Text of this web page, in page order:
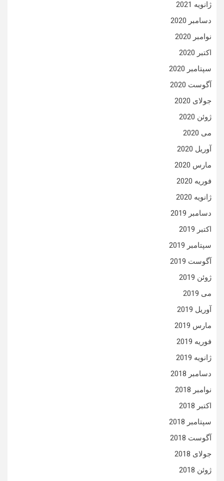
ژانویه 2021
دسامبر 2020
نوامبر 2020
اکتبر 2020
سپتامبر 2020
آگوست 2020
جولای 2020
ژوئن 2020
می 2020
آوریل 2020
مارس 2020
فوریه 2020
ژانویه 2020
دسامبر 2019
اکتبر 2019
سپتامبر 2019
آگوست 2019
ژوئن 2019
می 2019
آوریل 2019
مارس 2019
فوریه 2019
ژانویه 2019
دسامبر 2018
نوامبر 2018
اکتبر 2018
سپتامبر 2018
آگوست 2018
جولای 2018
ژوئن 2018